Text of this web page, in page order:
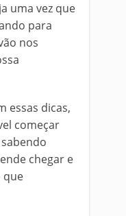
uma vez que
para
nos
essas dicas,
começar
chegar e
que